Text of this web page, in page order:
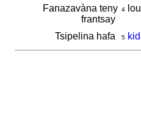
Fanazavàna teny
frantsay
4
Tsipelina hafa 5